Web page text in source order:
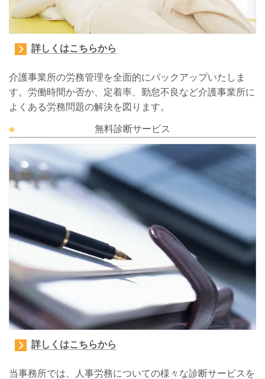
詳しくはこちらから
介護事業所の労務管理を全面的にバックアップいたしま
す。労働時間か否か、定着率、勤怠不良など介護事業所に
よくある労務問題の解決を図ります。
無料診断サービス
詳しくはこちらから
当事務所では、人事労務についての様々な診断サービスを